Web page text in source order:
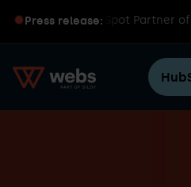
Press release:
global HubSpot Partner of the